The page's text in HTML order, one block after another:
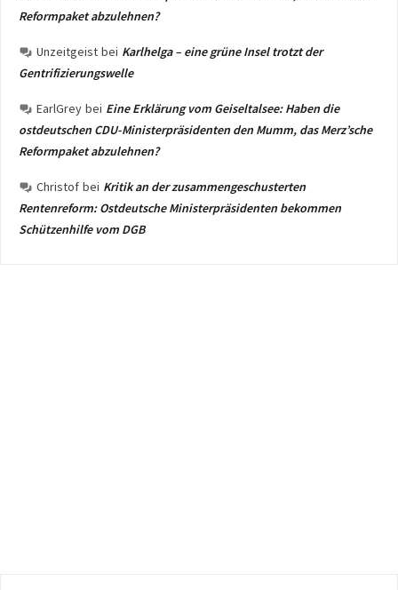
Reformpaket abzulehnen?
Unzeitgeist bei Karlhelga – eine grüne Insel trotzt der
Gentrifizierungswelle
EarlGrey bei Eine Erklärung vom Geiseltalsee: Haben die
ostdeutschen CDU-Ministerpräsidenten den Mumm, das Merz’sche
Reformpaket abzulehnen?
Christof bei Kritik an der zusammengeschusterten
Rentenreform: Ostdeutsche Ministerpräsidenten bekommen
Schützenhilfe vom DGB